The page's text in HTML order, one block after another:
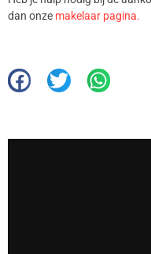
dan onze makelaar pagina.